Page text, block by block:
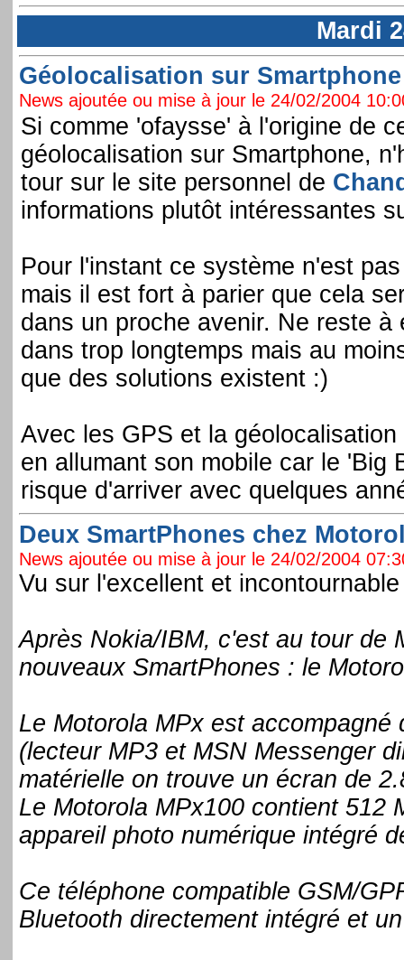
Mardi
Géolocalisation sur
News ajoutée ou mise à jour le 24/02/2004
Si comme 'ofaysse' à l'origine de
géolocalisation sur Smartphone,
tour sur le site personnel de
informations plutôt intéressantes
Pour l'instant ce système n'est
mais il est fort à parier que cela
dans un proche avenir. Ne reste
dans trop longtemps mais au
que des solutions existent :)
Avec les GPS et la
en allumant son mobile car le 'Big
risque d'arriver avec quelques
Deux SmartPhones chez
News ajoutée ou mise à jour le 24/02/2004
Vu sur l'excellent et
Après Nokia/IBM, c'est au tour de
nouveaux SmartPhones : le
Le Motorola MPx est
(lecteur MP3 et MSN Messenger
matérielle on trouve un écran de
Le Motorola MPx100 contient 512
appareil photo numérique intégré
Ce téléphone compatible GSM/
Bluetooth directement intégré et